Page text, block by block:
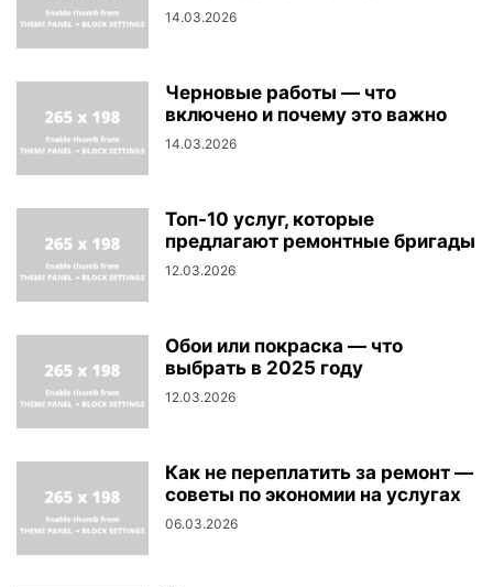
14.03.2026
Черновые работы — что
включено и почему это важно
14.03.2026
Топ-10 услуг, которые
предлагают ремонтные бригады
12.03.2026
Обои или покраска — что
выбрать в 2025 году
12.03.2026
Как не переплатить за ремонт —
советы по экономии на услугах
06.03.2026